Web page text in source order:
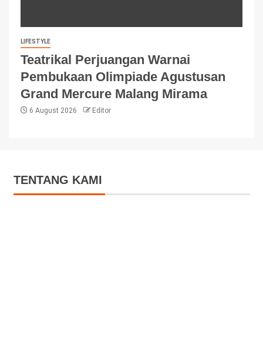
LIFESTYLE
Teatrikal Perjuangan Warnai
Pembukaan Olimpiade Agustusan
Grand Mercure Malang Mirama
6 August 2026 Editor
TENTANG KAMI